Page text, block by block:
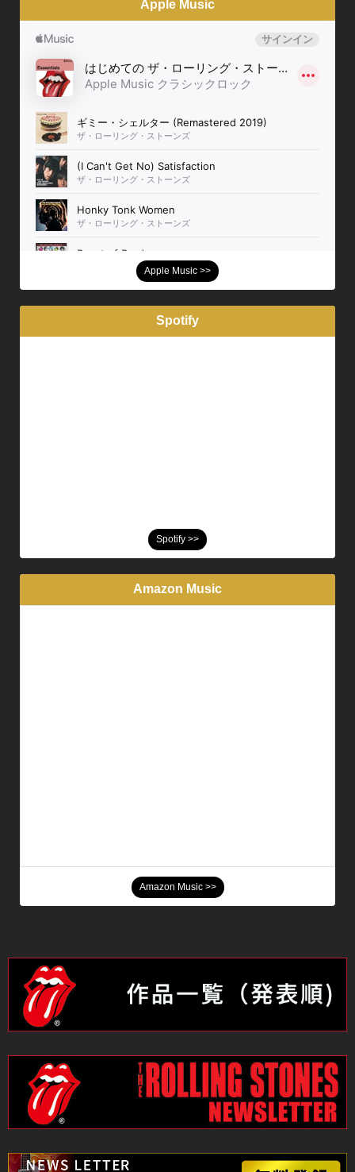
Apple Music
Apple Music >>
Spotify
Spotify >>
Amazon Music
Amazon Music >>